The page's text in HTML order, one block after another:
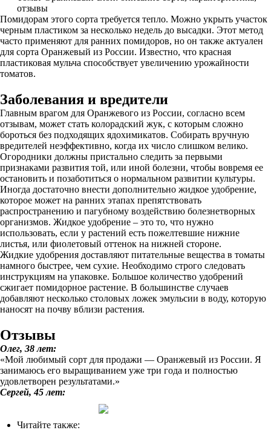
отзывы
Помидорам этого сорта требуется тепло. Можно укрыть участок
черным пластиком за несколько недель до высадки. Этот метод
часто применяют для ранних помидоров, но он также актуален
для сорта Оранжевый из России. Известно, что красная
пластиковая мульча способствует увеличению урожайности
томатов.
Заболевания и вредители
Главным врагом для Оранжевого из России, согласно всем
отзывам, может стать колорадский жук, с которым сложно
бороться без подходящих ядохимикатов. Собирать вручную
вредителей неэффективно, когда их число слишком велико.
Огородники должны пристально следить за первыми
признаками развития той, или иной болезни, чтобы вовремя ее
остановить и позаботиться о нормальном развитии культуры.
Иногда достаточно внести дополнительно жидкое удобрение,
которое может на ранних этапах препятствовать
распространению и пагубному воздействию болезнетворных
организмов. Жидкое удобрение – это то, что нужно
использовать, если у растений есть пожелтевшие нижние
листья, или фиолетовый оттенок на нижней стороне.
Жидкие удобрения доставляют питательные вещества в томаты
намного быстрее, чем сухие. Необходимо строго следовать
инструкциям на упаковке. Большое количество удобрений
сжигает помидорное растение. В большинстве случаев
добавляют несколько столовых ложек эмульсии в воду, которую
наносят на почву вблизи растения.
Отзывы
Олег, 38 лет:
«Мой любимый сорт для продажи — Оранжевый из России. Я
занимаюсь его выращиванием уже три года и полностью
удовлетворен результатами.»
Сергей, 45 лет:
Читайте также: